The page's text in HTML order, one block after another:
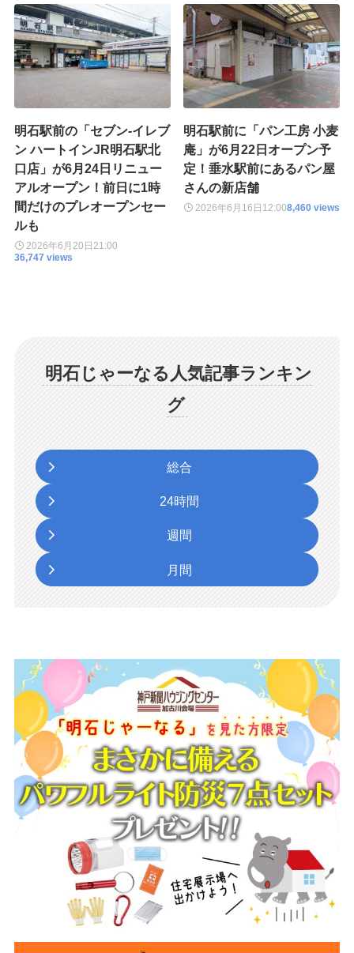
明石駅前の「セブン-イレブ
ン ハートインJR明石駅北
口店」が6月24日リニュー
アルオープン！前日に1時
間だけのプレオープンセー
ルも
2026年6月20日 21:00
36,747 views
明石駅前に「パン工房 小麦
庵」が6月22日オープン予
定！垂水駅前にあるパン屋
さんの新店舗
2026年6月16日 12:008,460 views
明石じゃーなる人気記事ランキン
グ
総合
24時間
週間
月間